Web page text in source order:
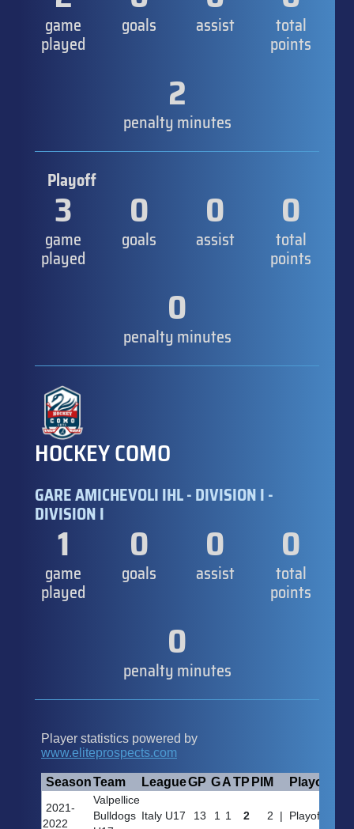
game
played
goals assist total
points
2
penalty minutes
Playoff
3
game
played
0
goals
0
assist
0
total
points
0
penalty minutes
HOCKEY COMO
GARE AMICHEVOLI IHL - DIVISION I -
DIVISION I
1
game
played
0
goals
0
assist
0
total
points
0
penalty minutes